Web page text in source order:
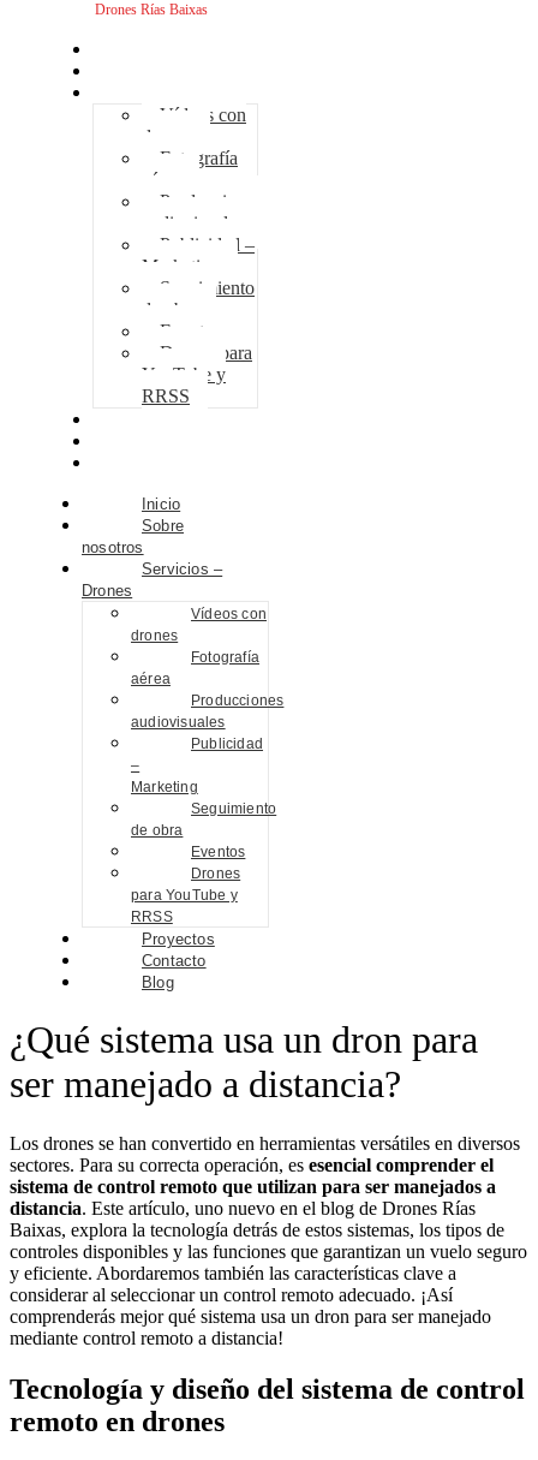
Drones Rías Baixas
Vídeos con
drones
Fotografía
aérea
Producciones
audiovisuales
Publicidad –
Marketing
Seguimiento
de obra
Eventos
Drones para
YouTube y
RRSS
Inicio
Sobre
nosotros
Servicios –
Drones
Vídeos con
drones
Fotografía
aérea
Producciones
audiovisuales
Publicidad
–
Marketing
Seguimiento
de obra
Eventos
Drones
para YouTube y
RRSS
Proyectos
Contacto
Blog
¿Qué sistema usa un dron para
ser manejado a distancia?
Los drones se han convertido en herramientas versátiles en diversos
sectores. Para su correcta operación, es esencial comprender el
sistema de control remoto que utilizan para ser manejados a
distancia. Este artículo, uno nuevo en el blog de Drones Rías
Baixas, explora la tecnología detrás de estos sistemas, los tipos de
controles disponibles y las funciones que garantizan un vuelo seguro
y eficiente. Abordaremos también las características clave a
considerar al seleccionar un control remoto adecuado. ¡Así
comprenderás mejor qué sistema usa un dron para ser manejado
mediante control remoto a distancia!
Tecnología y diseño del sistema de control
remoto en drones